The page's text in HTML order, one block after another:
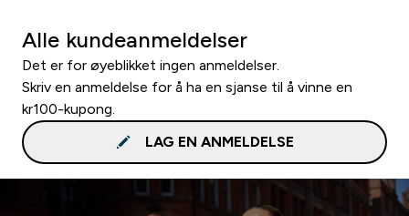
Alle kundeanmeldelser
Det er for øyeblikket ingen anmeldelser.
Skriv en anmeldelse for å ha en sjanse til å vinne en
kr100-kupong.
LAG EN ANMELDELSE